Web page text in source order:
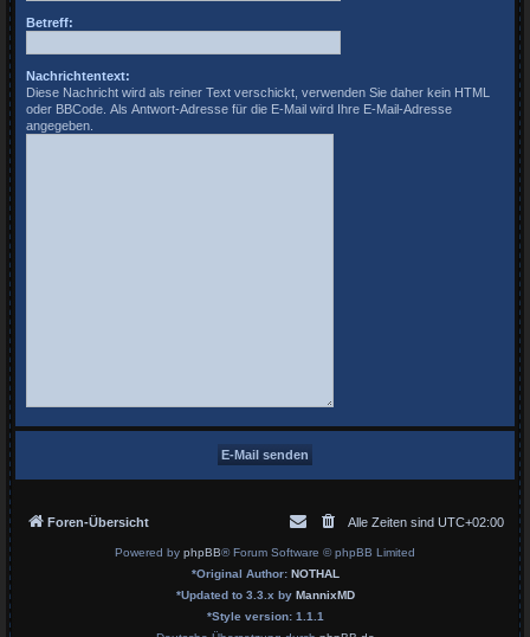
Betreff:
Nachrichtentext:
Diese Nachricht wird als reiner Text verschickt, verwenden Sie daher kein HTML
oder BBCode. Als Antwort-Adresse für die E-Mail wird Ihre E-Mail-Adresse
angegeben.
Foren-Übersicht Alle Zeiten sind UTC+02:00
Powered by phpBB® Forum Software © phpBB Limited
*Original Author: NOTHAL
*Updated to 3.3.x by MannixMD
*Style version: 1.1.1